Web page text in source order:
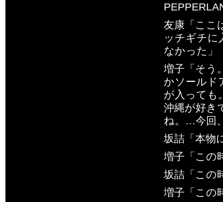
友康「ここ
ッチギチに
なかった」
増子「そう
かソールド
が入っても
沖縄が好き
ね。…今回
坂詰「本物
増子「この
坂詰「この
増子「この